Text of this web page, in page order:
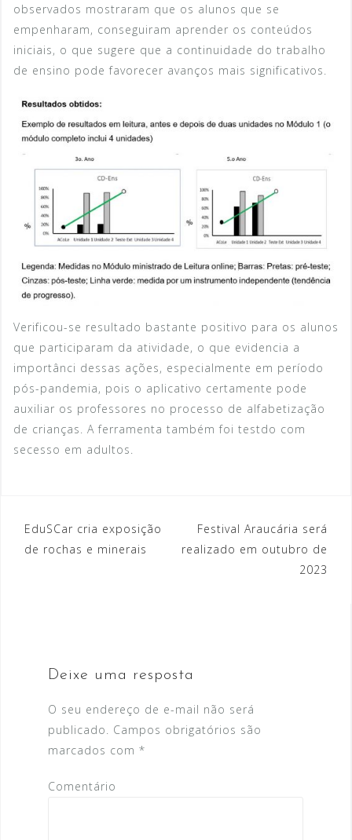
observados mostraram que os alunos que se
empenharam, conseguiram aprender os conteúdos
iniciais, o que sugere que a continuidade do trabalho
de ensino pode favorecer avanços mais significativos.
Verificou-se resultado bastante positivo para os alunos
que participaram da atividade, o que evidencia a
importânci dessas ações, especialmente em período
pós-pandemia, pois o aplicativo certamente pode
auxiliar os professores no processo de alfabetização
de crianças. A ferramenta também foi testdo com
secesso em adultos.
N
EduSCar cria exposição
de rochas e minerais
Festival Araucária será
realizado em outubro de
2023
Deixe uma resposta
O seu endereço de e-mail não será
publicado. Campos obrigatórios são
marcados com *
Comentário